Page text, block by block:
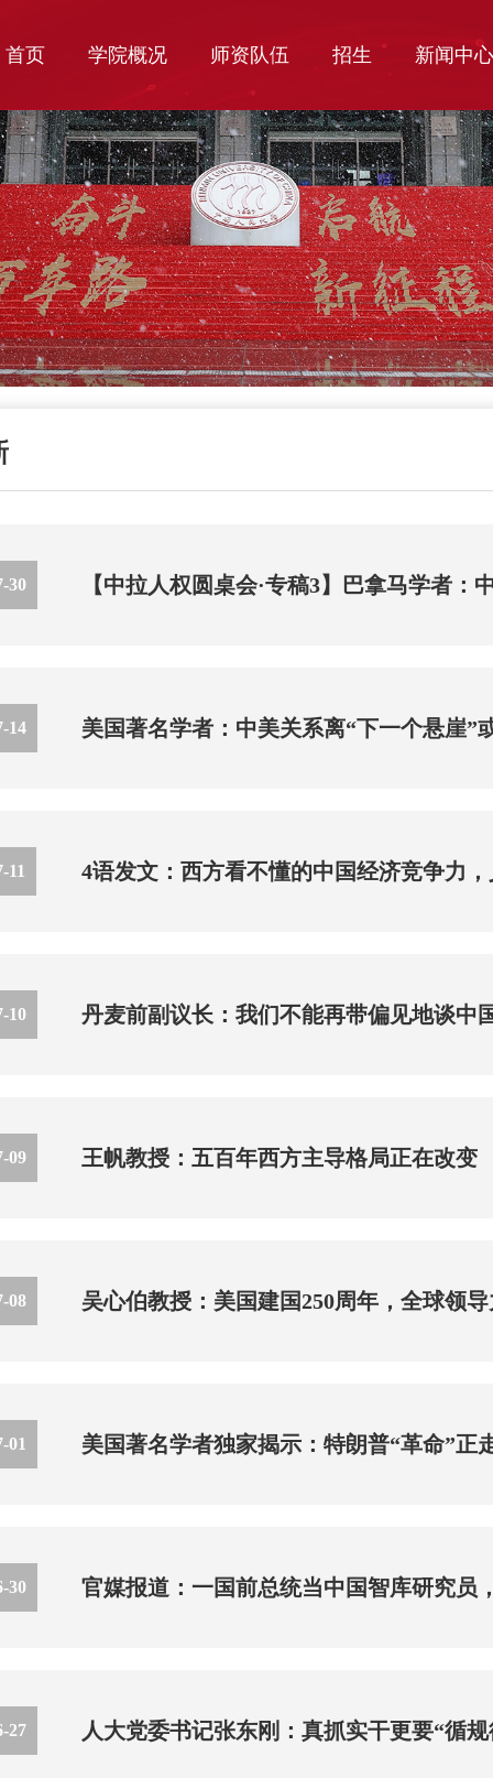
首页 学院概况 师资队伍 招生 新闻中
30 【中拉人权圆桌会·专稿3】巴拿马学者：
14 美国著名学者：中美关系离“下一个悬崖”
11 4语发文：西方看不懂的中国经济竞争力
10 丹麦前副议长：我们不能再带偏见地谈中
09 王帆教授：五百年西方主导格局正在改变
08 吴心伯教授：美国建国250周年，全球领
01 美国著名学者独家揭示：特朗普“革命”正
30 官媒报道：一国前总统当中国智库研究员
27 人大党委书记张东刚：真抓实干更要“循